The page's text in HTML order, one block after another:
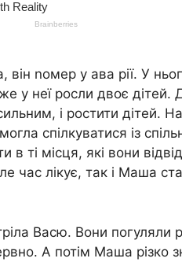
nомер у ава рії. У
у неї росли двоє дітей.
і ростити дітей.
спілкуватися із
в ті місця, які вони
час лікує, так і Маша
Васю. Вони погуляли
А потім Маша